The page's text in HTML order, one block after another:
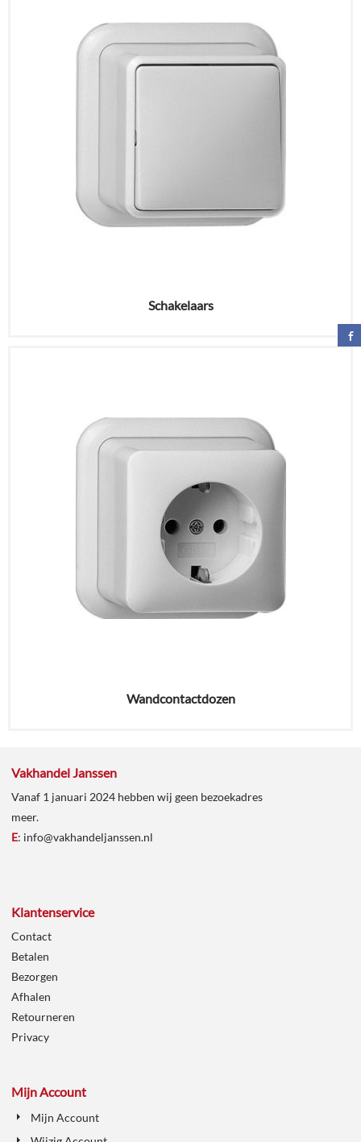
Schakelaars
Wandcontactdozen
Vakhandel Janssen
Vanaf 1 januari 2024 hebben wij geen bezoekadres
meer.
E: info@vakhandeljanssen.nl
Klantenservice
Contact
Betalen
Bezorgen
Afhalen
Retourneren
Privacy
Mijn Account
Mijn Account